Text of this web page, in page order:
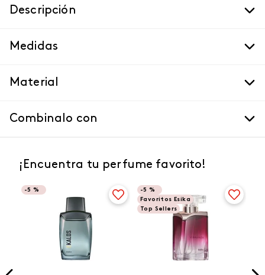
Descripción
Medidas
Material
Combinalo con
¡Encuentra tu perfume favorito!
-5 % -5 %
Favoritos Esika
Top Sellers